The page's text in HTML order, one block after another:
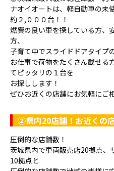
ナオイオートは、軽自動車の未
約２,０００台！！
燃費の良い車を探している方、
方、
子育て中でスライドドアタイプ
お仕事で荷物をたくさん載せる
てピッタリの１台を
お探しします！
ぜひお近くの店舗にお気軽にご
②県内20店舗！お近くの
圧倒的な店舗数！
茨城県内で車両販売店20拠点、
10拠点と